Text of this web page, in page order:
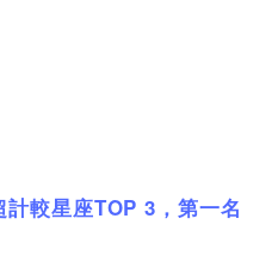
較星座TOP 3，第一名